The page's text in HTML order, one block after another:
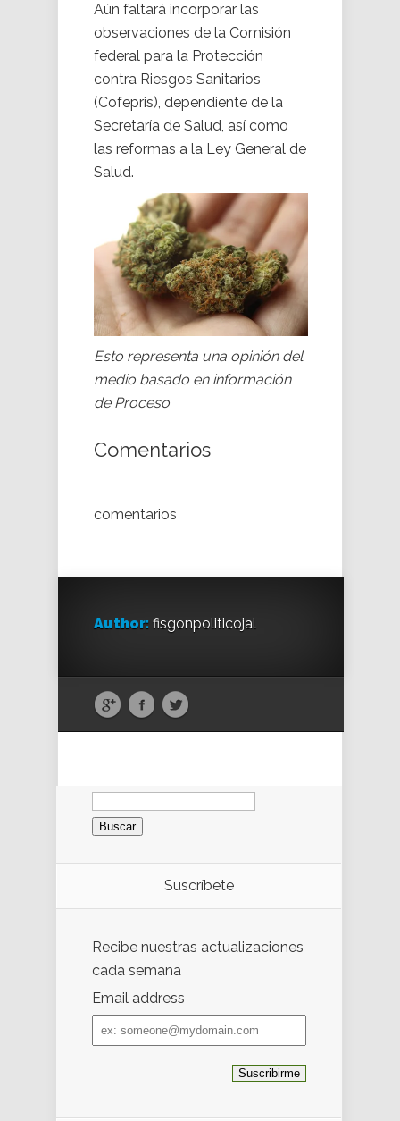
Aún faltará incorporar las
observaciones de la Comisión
federal para la Protección
contra Riesgos Sanitarios
(Cofepris), dependiente de la
Secretaría de Salud, así como
las reformas a la Ley General de
Salud.
Esto representa una opinión del
medio basado en información
de Proceso
Comentarios
comentarios
Author: fisgonpoliticojal
Buscar:
Suscríbete
Recibe nuestras actualizaciones
cada semana
Email address
Email
address